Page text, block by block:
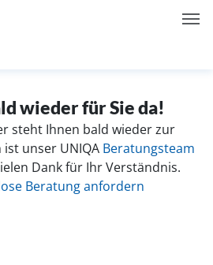
wieder für Sie da!
steht Ihnen bald wieder zur
unser UNIQA Beratungsteam
Dank für Ihr Verständnis.
Beratung anfordern